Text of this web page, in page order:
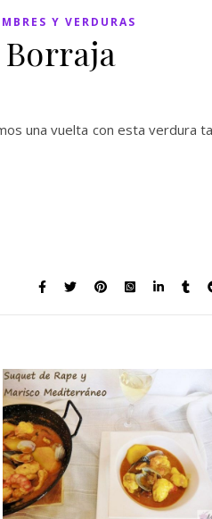
Y VERDURAS
Borraja
una vuelta con esta verdura